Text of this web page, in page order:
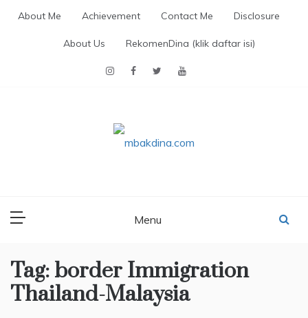
About Me Achievement Contact Me Disclosure
About Us RekomenDina (klik daftar isi)
Menu
Tag: border Immigration
Thailand-Malaysia